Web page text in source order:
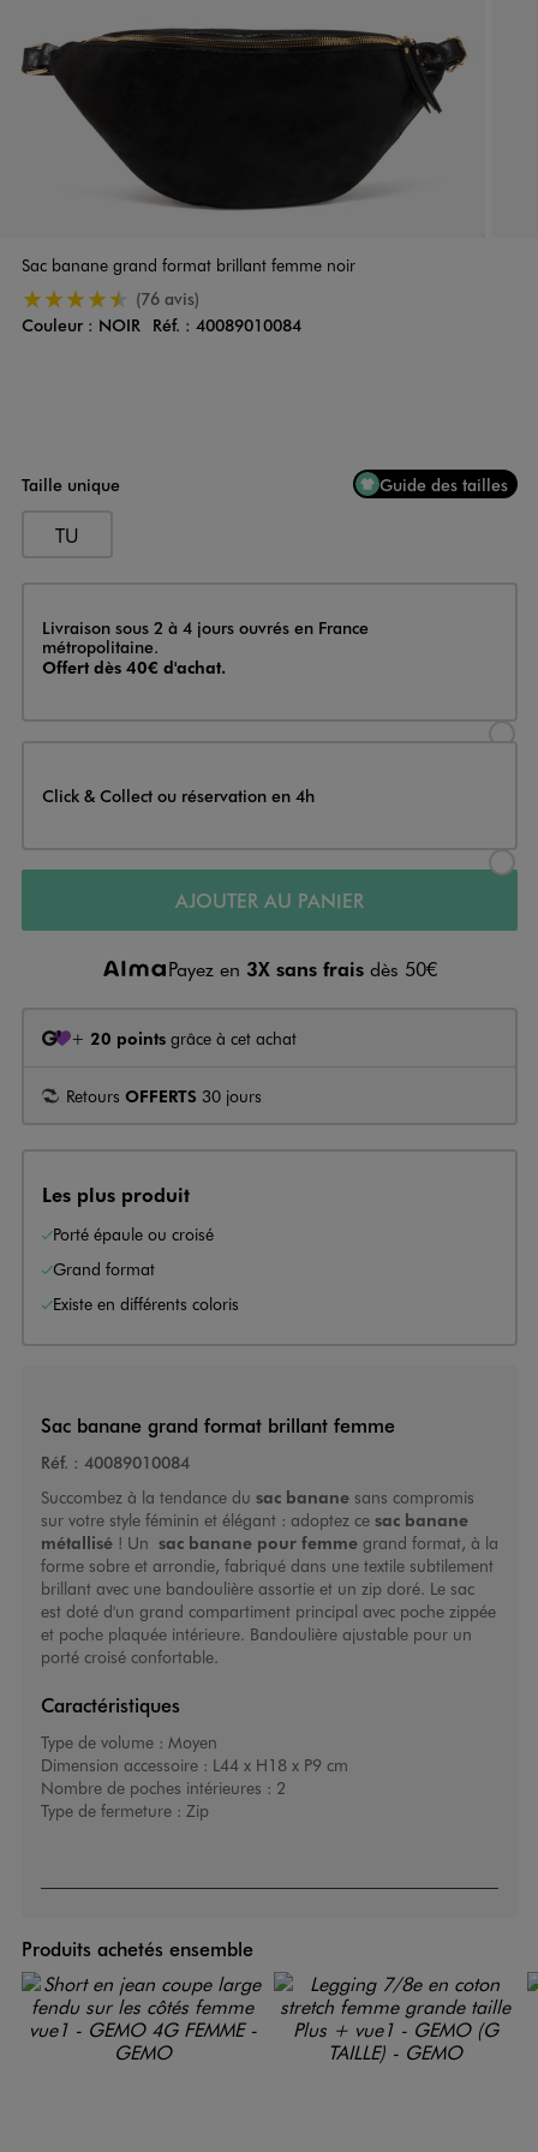
Sac banane grand format brillant femme noir
4.5/5 de moyenne
(76 avis)
Couleur
Couleur : NOIR Réf. : 40089010084
Taille unique Guide des tailles
TU
Livraison
Livraison sous 2 à 4 jours ouvrés en France
métropolitaine.
Offert dès 40€ d'achat.
Click & Collect ou réservation en 4h
AJOUTER AU PANIER
Payez en 3X sans frais dès 50€
+ 20 points grâce à cet achat
Retours OFFERTS 30 jours
Les plus produit
Porté épaule ou croisé
Grand format
Existe en différents coloris
Sac banane grand format brillant femme
Réf. : 40089010084
Succombez à la tendance du sac banane sans compromis
sur votre style féminin et élégant : adoptez cesac banane
métallisé ! Un sac banane pour femmegrand format, à la
forme sobre et arrondie, fabriqué dans une textile subtilement
brillant avec une bandoulière assortie et un zip doré. Le sac
est doté d'un grand compartiment principal avec poche zippée
et poche plaquée intérieure. Bandoulière ajustable pour un
porté croisé confortable.
Caractéristiques
Type de volume : Moyen
Dimension accessoire : L44 x H18 x P9 cm
Nombre de poches intérieures : 2
Type de fermeture : Zip
Produits achetés ensemble